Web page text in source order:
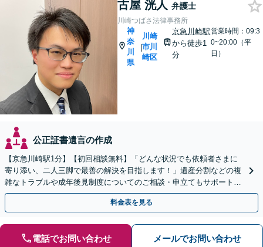
古屋 洸人 弁護士
川崎つばさ法律事務所
神
奈
川
県
|
川崎
市川
崎区
京急川崎駅
から徒歩1
分
営業時間：09:3
0~20:00（平
日）
公正証書遺言の作成
【京急川崎駅1分】【初回相談無料】「どんな状況でも依頼者さまに
寄り添い、二人三脚で最善の解決を目指します！」遺産分割などの複
雑なトラブルや成年後見制度についてのご相談・申立てもサポート。
一人で抱え込まず、まずはお話をお聞かせください
料金表を見る
電話でお問い合わせ メールでお問い合わせ